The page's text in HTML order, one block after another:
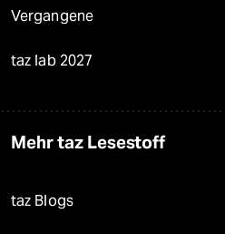
Vergangene
taz lab 2027
Mehr taz Lesestoff
taz Blogs